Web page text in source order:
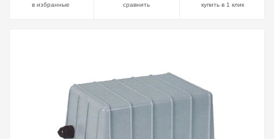
в избранные сравнить купить в 1 клик